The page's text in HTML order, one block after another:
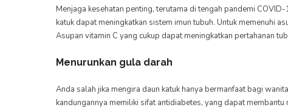
Menjaga kesehatan penting, terutama di tengah pandemi
katuk dapat meningkatkan sistem imun tubuh. Untuk memenuhi
Asupan vitamin C yang cukup dapat meningkatkan pertahanan
Menurunkan gula darah
Anda salah jika mengira daun katuk hanya bermanfaat bagi
kandungannya memiliki sifat antidiabetes, yang dapat